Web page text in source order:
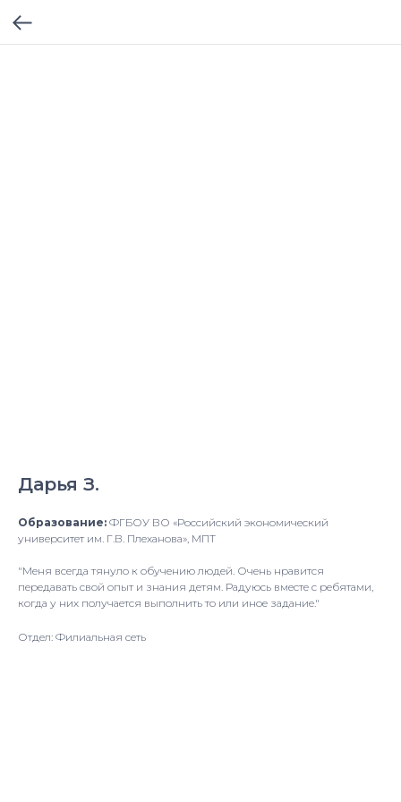
Дарья З.
Образование: ФГБОУ ВО «Российский экономический
университет им. Г.В. Плеханова», МПТ
"Меня всегда тянуло к обучению людей. Очень нравится
передавать свой опыт и знания детям. Радуюсь вместе с ребятами,
когда у них получается выполнить то или иное задание."
Отдел: Филиальная сеть